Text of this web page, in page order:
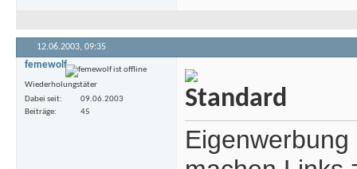
12.06.2003, 09:35
femewolf
Wiederholungstäter
Dabei seit
09.06.2003
Beiträge
45